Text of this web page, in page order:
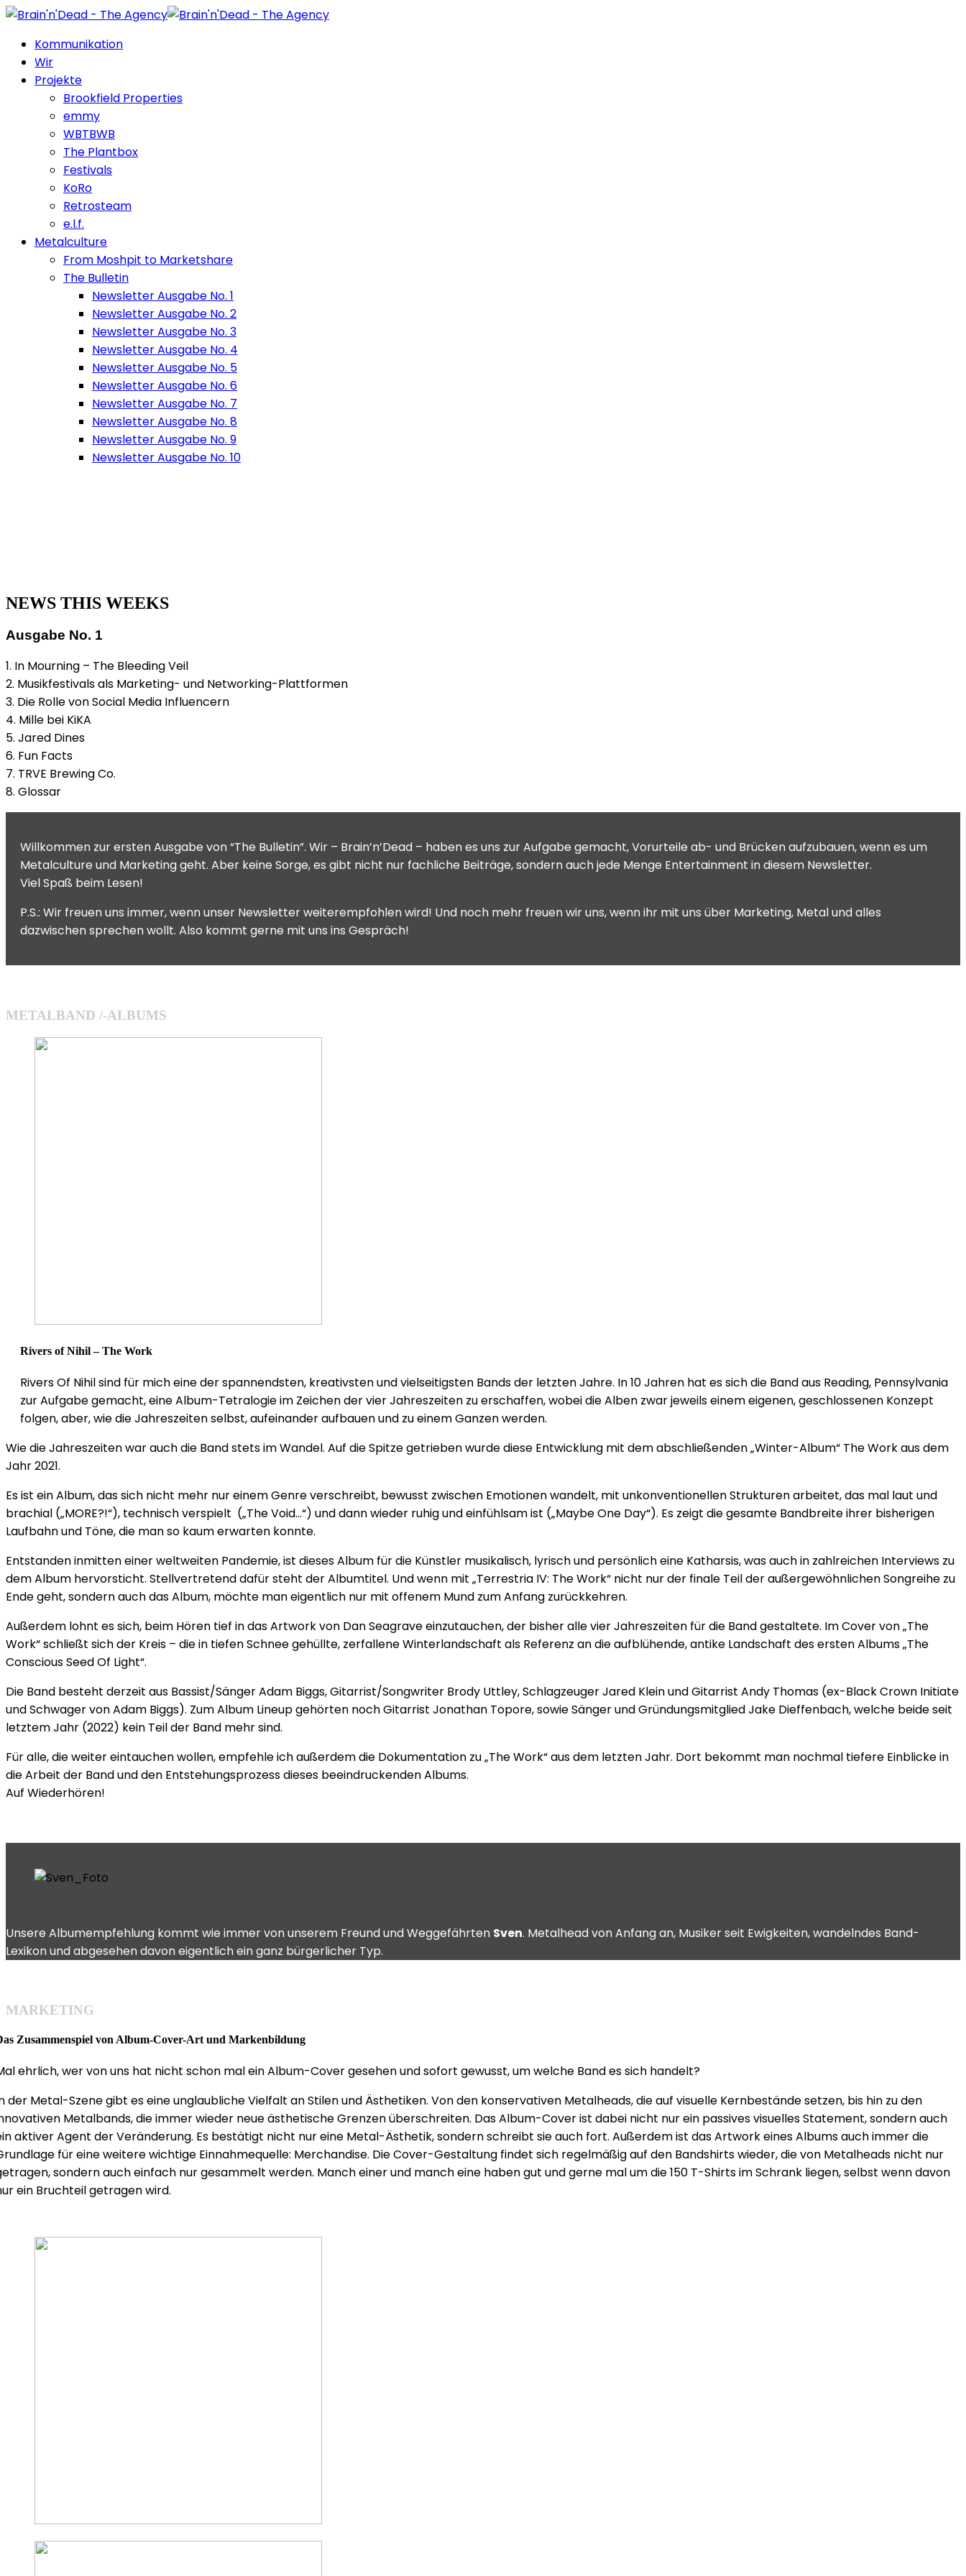
Kommunikation
Wir
Projekte
Brookfield Properties
emmy
WBTBWB
The Plantbox
Festivals
KoRo
Retrosteam
e.l.f.
Metalculture
From Moshpit to Marketshare
The Bulletin
Newsletter Ausgabe No. 1
Newsletter Ausgabe No. 2
Newsletter Ausgabe No. 3
Newsletter Ausgabe No. 4
Newsletter Ausgabe No. 5
Newsletter Ausgabe No. 6
Newsletter Ausgabe No. 7
Newsletter Ausgabe No. 8
Newsletter Ausgabe No. 9
Newsletter Ausgabe No. 10
NEWS THIS WEEKS
Ausgabe No. 1
1. In Mourning – The Bleeding Veil
2. Musikfestivals als Marketing- und Networking-Plattformen
3. Die Rolle von Social Media Influencern
4. Mille bei KiKA
5. Jared Dines
6. Fun Facts
7. TRVE Brewing Co.
8. Glossar
Willkommen zur ersten Ausgabe von “The Bulletin”. Wir – Brain’n’Dead – haben es uns zur Aufgabe gemacht, Vorurteile ab- und Brücken aufzubauen, wenn es um
Metalculture und Marketing geht. Aber keine Sorge, es gibt nicht nur fachliche Beiträge, sondern auch jede Menge Entertainment in diesem Newsletter.
Viel Spaß beim Lesen!
P.S.: Wir freuen uns immer, wenn unser Newsletter weiterempfohlen wird! Und noch mehr freuen wir uns, wenn ihr mit uns über Marketing, Metal und alles
dazwischen sprechen wollt. Also kommt gerne mit uns ins Gespräch!
METALBAND /-ALBUMS
Rivers of Nihil – The Work
Rivers Of Nihil sind für mich eine der spannendsten, kreativsten und vielseitigsten Bands der letzten Jahre. In 10 Jahren hat es sich die Band aus Reading, Pennsylvania
zur Aufgabe gemacht, eine Album-Tetralogie im Zeichen der vier Jahreszeiten zu erschaffen, wobei die Alben zwar jeweils einem eigenen, geschlossenen Konzept
folgen, aber, wie die Jahreszeiten selbst, aufeinander aufbauen und zu einem Ganzen werden.
Wie die Jahreszeiten war auch die Band stets im Wandel. Auf die Spitze getrieben wurde diese Entwicklung mit dem abschließenden „Winter-Album“ The Work aus dem
Jahr 2021.
Es ist ein Album, das sich nicht mehr nur einem Genre verschreibt, bewusst zwischen Emotionen wandelt, mit unkonventionellen Strukturen arbeitet, das mal laut und
brachial („MORE?!“), technisch verspielt („The Void…“) und dann wieder ruhig und einfühlsam ist („Maybe One Day“). Es zeigt die gesamte Bandbreite ihrer bisherigen
Laufbahn und Töne, die man so kaum erwarten konnte.
Entstanden inmitten einer weltweiten Pandemie, ist dieses Album für die Künstler musikalisch, lyrisch und persönlich eine Katharsis, was auch in zahlreichen Interviews zu
dem Album hervorsticht. Stellvertretend dafür steht der Albumtitel. Und wenn mit „Terrestria IV: The Work“ nicht nur der finale Teil der außergewöhnlichen Songreihe zu
Ende geht, sondern auch das Album, möchte man eigentlich nur mit offenem Mund zum Anfang zurückkehren.
Außerdem lohnt es sich, beim Hören tief in das Artwork von Dan Seagrave einzutauchen, der bisher alle vier Jahreszeiten für die Band gestaltete. Im Cover von „The
Work“ schließt sich der Kreis – die in tiefen Schnee gehüllte, zerfallene Winterlandschaft als Referenz an die aufblühende, antike Landschaft des ersten Albums „The
Conscious Seed Of Light“.
Die Band besteht derzeit aus Bassist/Sänger Adam Biggs, Gitarrist/Songwriter Brody Uttley, Schlagzeuger Jared Klein und Gitarrist Andy Thomas (ex-Black Crown Initiate
und Schwager von Adam Biggs). Zum Album Lineup gehörten noch Gitarrist Jonathan Topore, sowie Sänger und Gründungsmitglied Jake Dieffenbach, welche beide seit
letztem Jahr (2022) kein Teil der Band mehr sind.
Für alle, die weiter eintauchen wollen, empfehle ich außerdem die Dokumentation zu „The Work“ aus dem letzten Jahr. Dort bekommt man nochmal tiefere Einblicke in
die Arbeit der Band und den Entstehungsprozess dieses beeindruckenden Albums.
Auf Wiederhören!
Unsere Albumempfehlung kommt wie immer von unserem Freund und Weggefährten Sven. Metalhead von Anfang an, Musiker seit Ewigkeiten, wandelndes Band-
Lexikon und abgesehen davon eigentlich ein ganz bürgerlicher Typ.
MARKETING
Zusammenspiel von Album-Cover-Art und Markenbildung
ehrlich, wer von uns hat nicht schon mal ein Album-Cover gesehen und sofort gewusst, um welche Band es sich handelt?
der Metal-Szene gibt es eine unglaubliche Vielfalt an Stilen und Ästhetiken. Von den konservativen Metalheads, die auf visuelle Kernbestände setzen, bis hin zu den
Metalbands, die immer wieder neue ästhetische Grenzen überschreiten. Das Album-Cover ist dabei nicht nur ein passives visuelles Statement, sondern auch
aktiver Agent der Veränderung. Es bestätigt nicht nur eine Metal-Ästhetik, sondern schreibt sie auch fort. Außerdem ist das Artwork eines Albums auch immer die
für eine weitere wichtige Einnahmequelle: Merchandise. Die Cover-Gestaltung findet sich regelmäßig auf den Bandshirts wieder, die von Metalheads nicht nur
sondern auch einfach nur gesammelt werden. Manch einer und manch eine haben gut und gerne mal um die 150 T-Shirts im Schrank liegen, selbst wenn davon
ein Bruchteil getragen wird.